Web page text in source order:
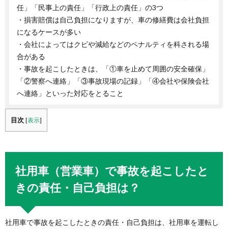
任」「民事上の責任」「行政上の責任」の3つ
・損害賠償は自己負担になりますが、車の修繕費は会社負担
になるケースが多い
・会社によってはクビや減給などのペナルティを科される場
合がある
・事故を起こしたときは、「①車を止めて周囲の安全確保」
「②警察へ連絡」「③事故現場の記録」「④会社や保険会社
へ連絡」といった対応をとること
目次 [表示]
社用車（営業車）で事故を起こしたと
きの責任・自己負担は？
社用車で事故を起こしたときの責任・自己負担は、社用車を運転し